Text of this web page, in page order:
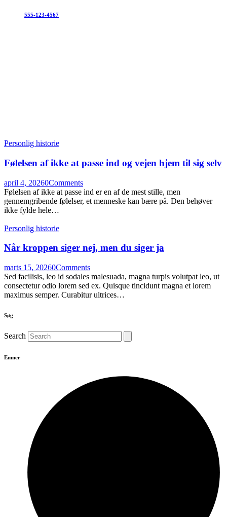
555-123-4567
Personlig historie
Følelsen af ikke at passe ind og vejen hjem til sig selv
april 4, 20260Comments
Følelsen af ikke at passe ind er en af de mest stille, men
gennemgribende følelser, et menneske kan bære på. Den behøver
ikke fylde hele…
Personlig historie
Når kroppen siger nej, men du siger ja
marts 15, 20260Comments
Sed facilisis, leo id sodales malesuada, magna turpis volutpat leo, ut
consectetur odio lorem sed ex. Quisque tincidunt magna et lorem
maximus semper. Curabitur ultrices…
Søg
Search
Emner